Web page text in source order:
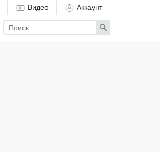
Видео Аккаунт
Enter
search
term
Search